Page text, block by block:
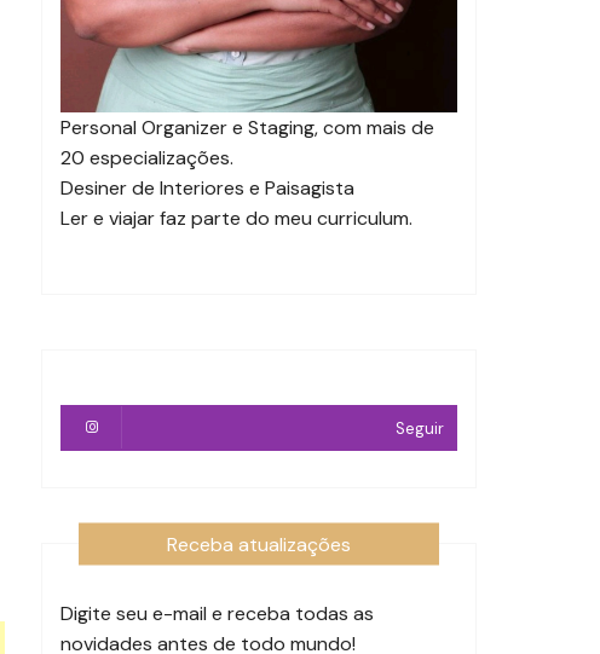
Personal Organizer e Staging, com mais de
20 especializações.
Desiner de Interiores e Paisagista
Ler e viajar faz parte do meu curriculum.
Seguir
Receba atualizações
Digite seu e-mail e receba todas as
novidades antes de todo mundo!